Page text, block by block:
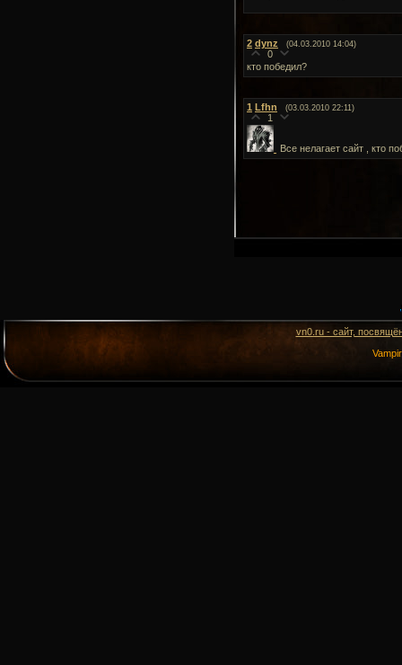
2 dynz (04.03.2010 14:04)
0
кто победил?
1 Lfhn (03.03.2010 22:11)
1
Все нелагает сайт , кто
vn0.ru - сайт,